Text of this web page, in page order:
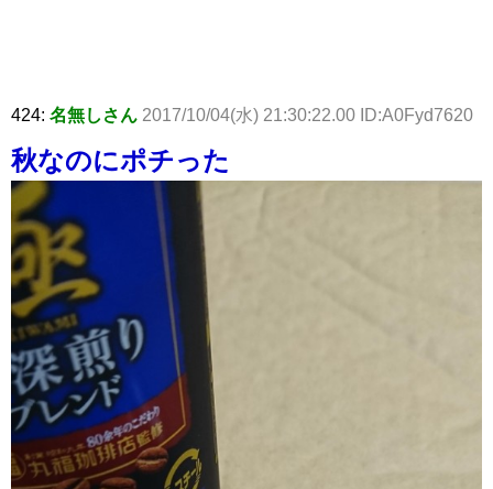
424: 名無しさん 2017/10/04(水) 21:30:22.00 ID:A0Fyd7620
秋なのにポチった